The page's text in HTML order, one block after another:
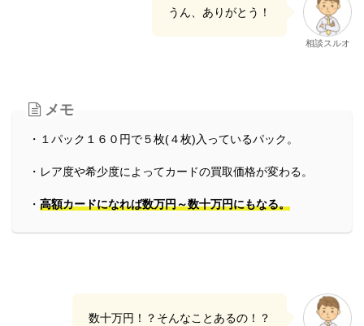
うん、ありがとう！
相談スルオ
メモ
・１パック１６０円で５枚(４枚)入っているパック。
・レア度や希少度によってカードの買取価格が変わる。
・ 高額カードになれば数万円～数十万円にもなる。
数十万円！？そんなことあるの！？